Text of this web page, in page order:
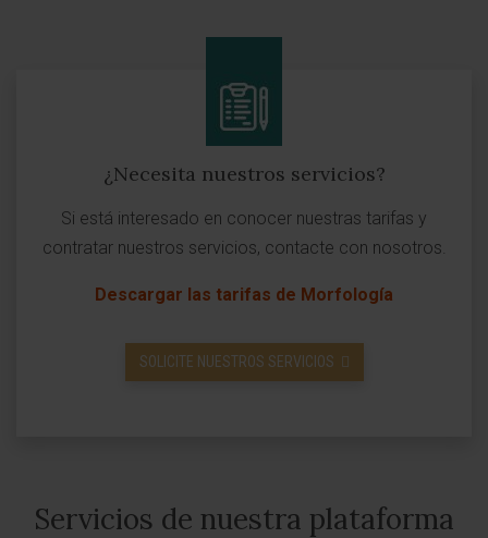
¿Necesita nuestros servicios?
Si está interesado en conocer nuestras tarifas y
contratar nuestros servicios, contacte con nosotros.
Descargar las tarifas de Morfología
SOLICITE NUESTROS SERVICIOS
Servicios de nuestra plataforma